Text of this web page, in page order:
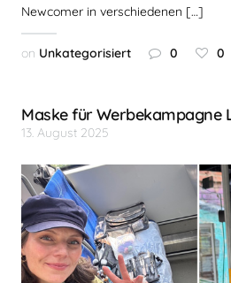
Newcomer in verschiedenen […]
on Unkategorisiert 0 0
Maske für Werbekampagne
13. August 2025